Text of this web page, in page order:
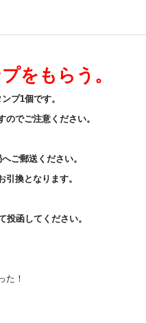
をもらう。
プ1個です。
でご注意ください。
ご郵送ください。
換となります。
函してください。
た！